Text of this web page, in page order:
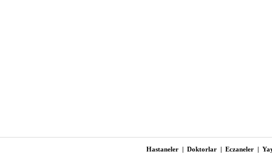
Hastaneler | Doktorlar | Eczaneler |